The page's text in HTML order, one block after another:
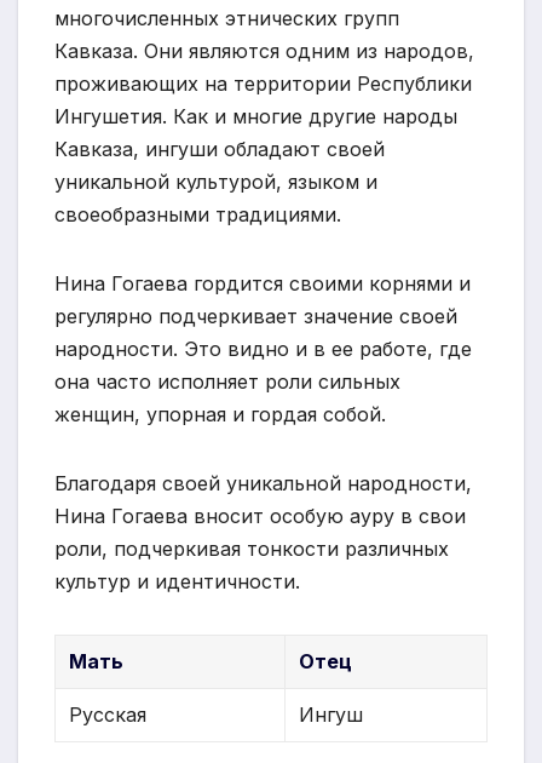
многочисленных этнических групп
Кавказа. Они являются одним из народов,
проживающих на территории Республики
Ингушетия. Как и многие другие народы
Кавказа, ингуши обладают своей
уникальной культурой, языком и
своеобразными традициями.
Нина Гогаева гордится своими корнями и
регулярно подчеркивает значение своей
народности. Это видно и в ее работе, где
она часто исполняет роли сильных
женщин, упорная и гордая собой.
Благодаря своей уникальной народности,
Нина Гогаева вносит особую ауру в свои
роли, подчеркивая тонкости различных
культур и идентичности.
Мать Отец
Русская Ингуш